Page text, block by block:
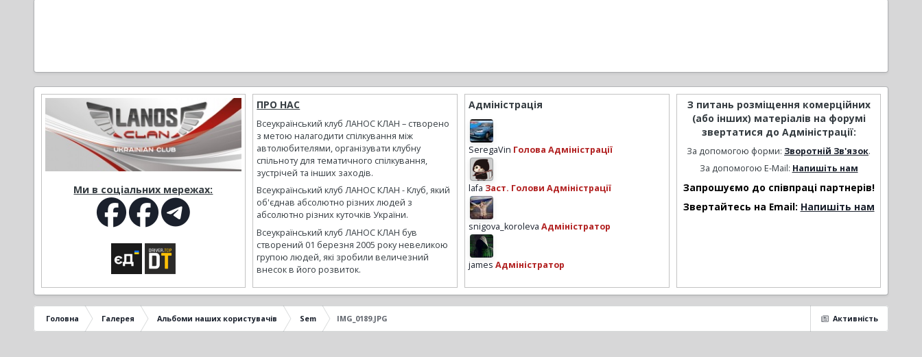
Ми в соціальних мережах:
ПРО НАС
Всеукраїнський клуб ЛАНОС КЛАН – створено
з метою налагодити спілкування між
автолюбителями, організувати клубну
спільноту для тематичного спілкування,
зустрічей та інших заходів.
Всеукраїнський клуб ЛАНОС КЛАН - Клуб, який
об'єднав абсолютно різних людей з
абсолютно різних куточків України.
Всеукраїнський клуб ЛАНОС КЛАН був
створений 01 березня 2005 року невеликою
групою людей, які зробили величезний
внесок в його розвиток.
Адміністрація
SeregaVin Голова Адміністрації
lafa Заст. Голови Адміністрації
snigova_koroleva Адміністратор
james Адміністратор
З питань розміщення комерційних
(або інших) матеріалів на форумі
звертатися до Адміністрації:
За допомогою форми: Зворотній Зв'язок.
За допомогою E-Mail: Напишіть нам
Запрошуємо до співпраці партнерів!
Звертайтесь на Email: Напишіть нам
Активність
Головна Галерея Альбоми наших користувачів Sem IMG_0189.JPG